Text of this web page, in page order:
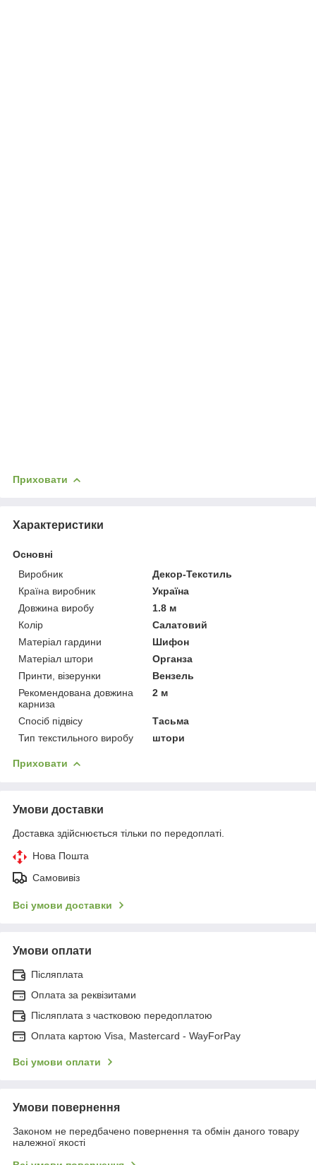
Приховати
Характеристики
Основні
Виробник
Декор-Текстиль
Країна виробник
Україна
Довжина виробу
1.8 м
Колір
Салатовий
Матеріал гардини
Шифон
Матеріал штори
Органза
Принти, візерунки
Вензель
Рекомендована довжина
карниза
2 м
Спосіб підвісу
Тасьма
Тип текстильного виробу
штори
Приховати
Умови доставки
Доставка здійснюється тільки по передоплаті.
Нова Пошта
Самовивіз
Всі умови доставки
Умови оплати
Післяплата
Оплата за реквізитами
Післяплата з частковою передоплатою
Оплата картою Visa, Mastercard - WayForPay
Всі умови оплати
Умови повернення
Законом не передбачено повернення та обмін даного товару
належної якості